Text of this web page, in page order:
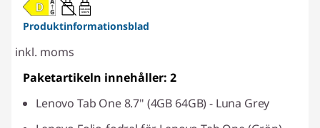
20W-60W
USB PD
Produktinformationsblad
inkl. moms
Paketartikeln innehåller: 2
Lenovo Tab One 8.7" (4GB 64GB) - Luna Grey